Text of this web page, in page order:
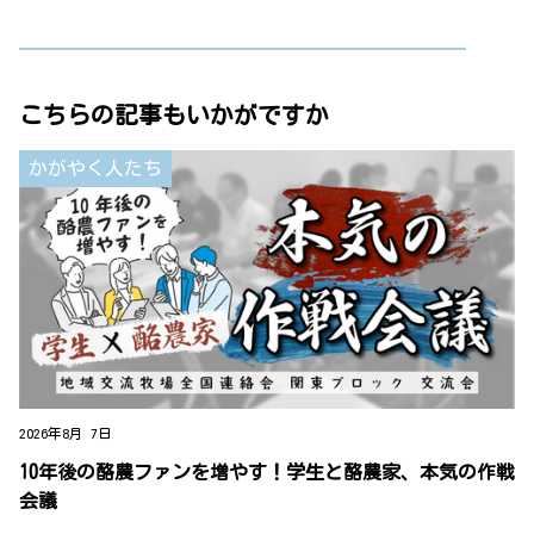
こちらの記事もいかがですか
かがやく人たち
2026年8月 7日
10年後の酪農ファンを増やす！学生と酪農家、本気の作戦
会議